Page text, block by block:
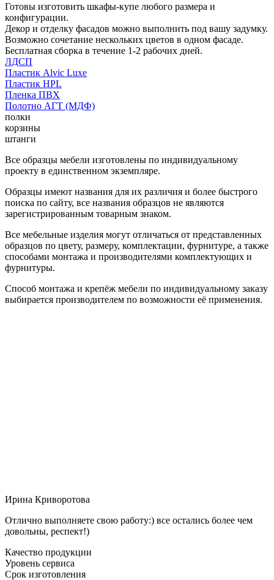
Готовы изготовить шкафы-купе любого размера и
конфигурации.
Декор и отделку фасадов можно выполнить под вашу задумку.
Возможно сочетание нескольких цветов в одном фасаде.
Бесплатная сборка в течение 1-2 рабочих дней.
ЛДСП
Пластик Alvic Luxe
Пластик HPL
Пленка ПВХ
Полотно АГТ (МДФ)
полки
корзины
штанги
Все образцы мебели изготовлены по индивидуальному
проекту в единственном экземпляре.
Образцы имеют названия для их различия и более быстрого
поиска по сайту, все названия образцов не являются
зарегистрированным товарным знаком.
Все мебельные изделия могут отличаться от представленных
образцов по цвету, размеру, комплектации, фурнитуре, а также
способами монтажа и производителями комплектующих и
фурнитуры.
Способ монтажа и крепёж мебели по индивидуальному заказу
выбирается производителем по возможности её применения.
Ирина Криворотова
Отлично выполняете свою работу:) все остались более чем
довольны, респект!)
Качество продукции
Уровень сервиса
Срок изготовления